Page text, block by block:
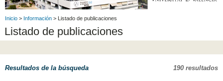
Inicio > Información > Listado de publicaciones
Listado de publicaciones
Resultados de la búsqueda 190 resultados